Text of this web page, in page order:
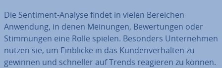
Die Sentiment-Analyse findet in vielen Bereichen
Anwendung, in denen Meinungen, Be­wer­tun­gen oder
Stim­mun­gen eine Rolle spielen. Besonders Un­ter­neh­men
nutzen sie, um Einblicke in das Kun­den­ver­hal­ten zu
gewinnen und schneller auf Trends reagieren zu können.